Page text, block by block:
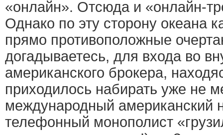
«онлайн». Отсюда и «онлайн-
Однако по эту сторону океана
прямо противоположные
догадываетесь, для входа во
американского брокера,
приходилось набирать уже не
международный американский
телефонный монополист